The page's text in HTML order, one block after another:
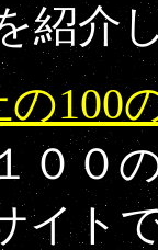
紹介
100
００
イト